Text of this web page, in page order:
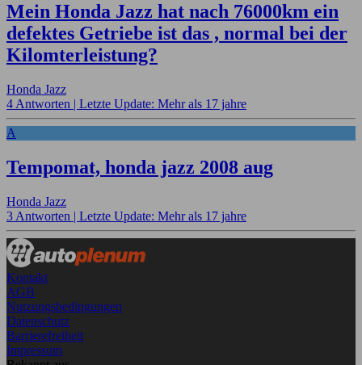
Mein Honda Jazz hat nach 76000km ein
defektes Getriebe ist das , normal bei der
Kilomterleistung?
Honda Jazz
4 Antworten | Letzte Update: Mehr als 17 jahre
A
Tempomat, honda jazz 2008 aug
Honda Jazz
3 Antworten | Letzte Update: Mehr als 17 jahre
Kontakt
AGB
Nutzungsbedingungen
Datenschutz
Barrierefreiheit
Impressum